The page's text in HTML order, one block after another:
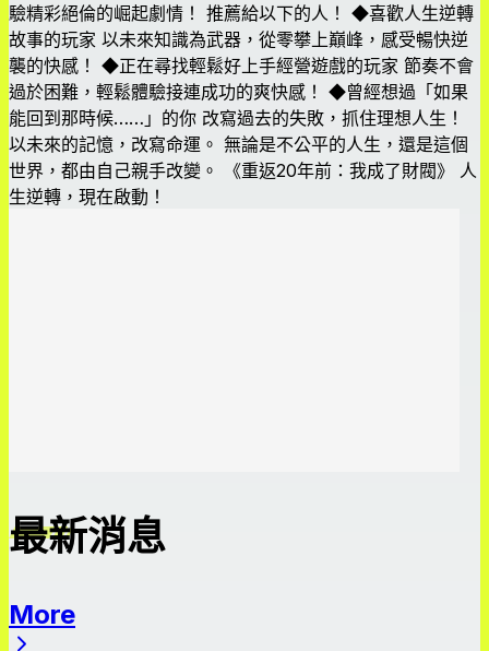
驗精彩絕倫的崛起劇情！ 推薦給以下的人！ ◆喜歡人生逆轉
故事的玩家 以未來知識為武器，從零攀上巔峰，感受暢快逆
襲的快感！ ◆正在尋找輕鬆好上手經營遊戲的玩家 節奏不會
過於困難，輕鬆體驗接連成功的爽快感！ ◆曾經想過「如果
能回到那時候……」的你 改寫過去的失敗，抓住理想人生！
以未來的記憶，改寫命運。 無論是不公平的人生，還是這個
世界，都由自己親手改變。 《重返20年前：我成了財閥》 人
生逆轉，現在啟動！
最新消息
More